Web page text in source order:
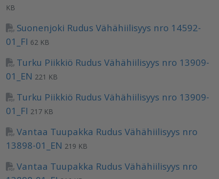
KB
Suonenjoki Rudus Vähähiilisyys nro 14592-
01_FI 62 KB
Turku Piikkiö Rudus Vähähiilisyys nro 13909-
01_EN 221 KB
Turku Piikkiö Rudus Vähähiilisyys nro 13909-
01_FI 217 KB
Vantaa Tuupakka Rudus Vähähiilisyys nro
13898-01_EN 219 KB
Vantaa Tuupakka Rudus Vähähiilisyys nro